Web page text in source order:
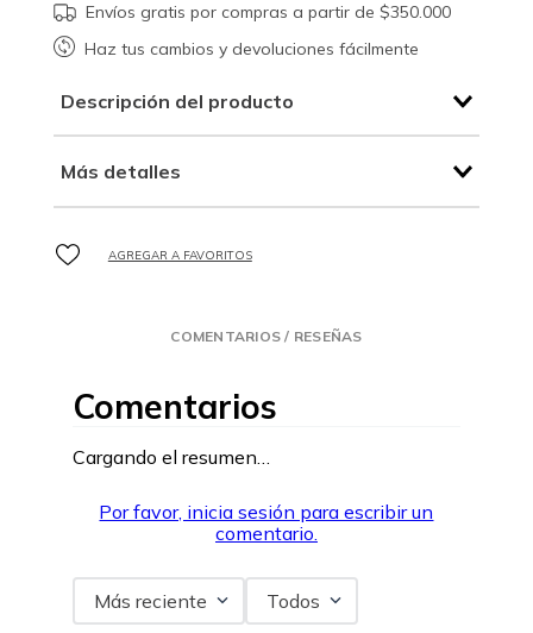
Envíos gratis por compras a partir de $350.000
Haz tus cambios y devoluciones fácilmente
Descripción del producto
Más detalles
COMENTARIOS / RESEÑAS
Comentarios
Cargando el resumen…
Por favor, inicia sesión para escribir un
comentario.
Más reciente Todos